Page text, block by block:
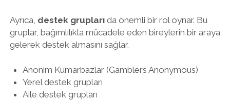
Ayrıca, destek gruplarıda önemli bir rol oynar. Bu
gruplar, bağımlılıkla mücadele eden bireylerin bir araya
gelerek destek almasını sağlar.
Anonim Kumarbazlar (Gamblers Anonymous)
Yerel destek grupları
Aile destek grupları